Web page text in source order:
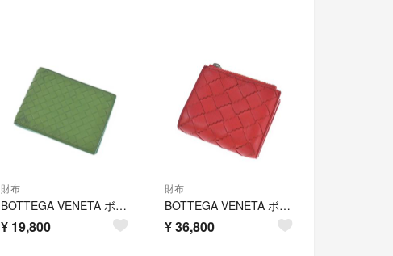
財布
BOTTEGA VENETA ボッテガベネタ 財布・コインケース 緑 【古着】【中古】【送料無料】
¥ 19,800
財布
BOTTEGA VENETA ボッテガベネタ 財布・コインケース 赤 【古着】【中古】【送料無料】
¥36,800